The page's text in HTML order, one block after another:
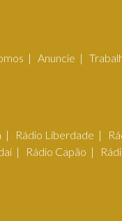
Anuncie
Rádio Liberdade
Rádio Capão